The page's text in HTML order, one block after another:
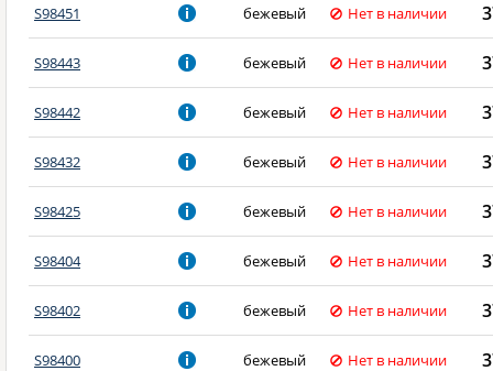
S98451 бежевый Нет в наличии
S98443 бежевый Нет в наличии
S98442 бежевый Нет в наличии
S98432 бежевый Нет в наличии
S98425 бежевый Нет в наличии
S98404 бежевый Нет в наличии
S98402 бежевый Нет в наличии
S98400 бежевый Нет в наличии